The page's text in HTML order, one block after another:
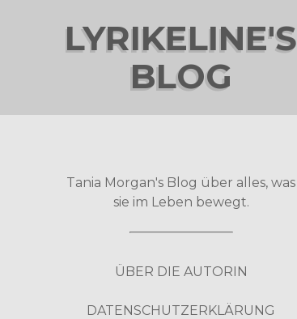
LYRIKELINE'S
BLOG
Tania Morgan's Blog über alles, was
sie im Leben bewegt.
ÜBER DIE AUTORIN
DATENSCHUTZERKLÄRUNG